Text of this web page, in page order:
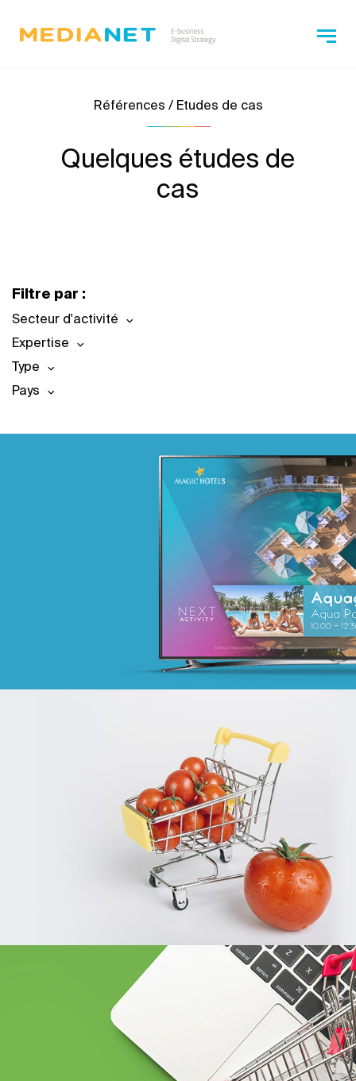
Références / Etudes de cas
Quelques études de
cas
Filtre par :
Secteur d'activité
Expertise
Type
Pays